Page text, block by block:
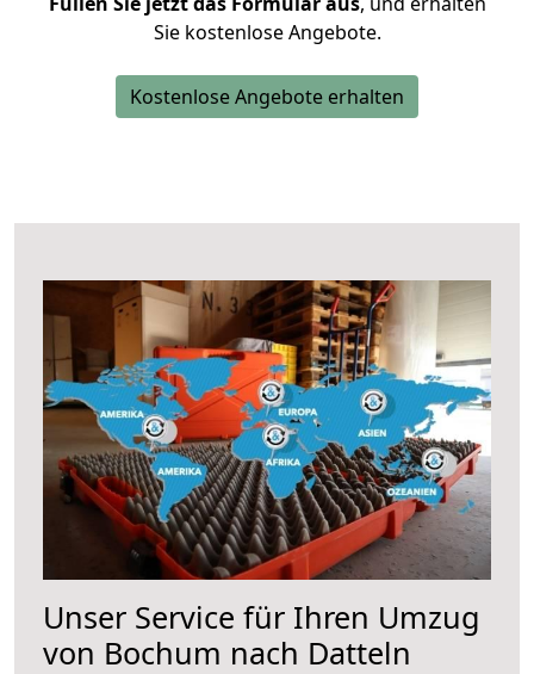
Sie kostenlose Angebote.
Kostenlose Angebote erhalten
Unser Service für Ihren Umzug
von Bochum nach Datteln